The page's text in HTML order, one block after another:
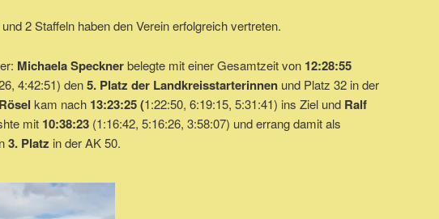
2 Staffeln haben den Verein erfolgreich vertreten.
Michaela Specknerbelegte mit einer Gesamtzeit von 12:28:55
4:42:51) den5. Platz der Landkreisstarterinnenund Platz 32 in der
kam nach 13:23:25 (1:22:50, 6:19:15, 5:31:41) ins Ziel und Ralf
mit 10:38:23(1:16:42, 5:16:26, 3:58:07) und errang damit als
3. Platz in der AK 50.